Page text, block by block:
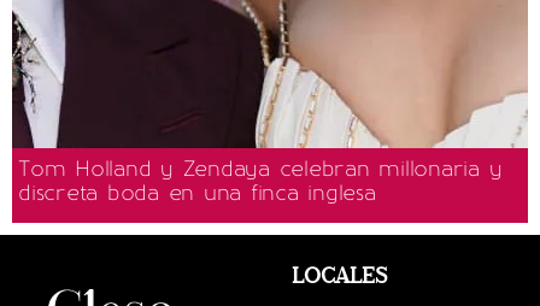
Tom Holland y Zendaya celebran millonaria y
discreta boda en una finca inglesa
LOCALES